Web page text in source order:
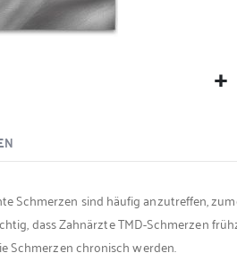
Schmerzen sind häufig anzutreffen,
dass Zahnärzte TMD-Schmerzen
Schmerzen chronisch werden.